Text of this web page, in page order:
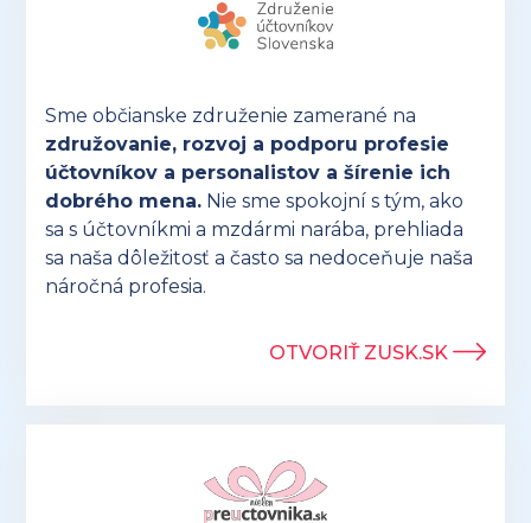
Sme občianske združenie zamerané na
združovanie, rozvoj a podporu profesie
účtovníkov a personalistov a šírenie ich
dobrého mena. Nie sme spokojní s tým, ako
sa s účtovníkmi a mzdármi narába, prehliada
sa naša dôležitosť a často sa nedoceňuje naša
náročná profesia.
OTVORIŤ ZUSK.SK